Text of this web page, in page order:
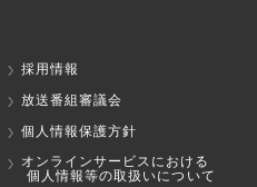
採用情報
放送番組審議会
個人情報保護方針
オンラインサービスにおける
個人情報等の取扱いについて